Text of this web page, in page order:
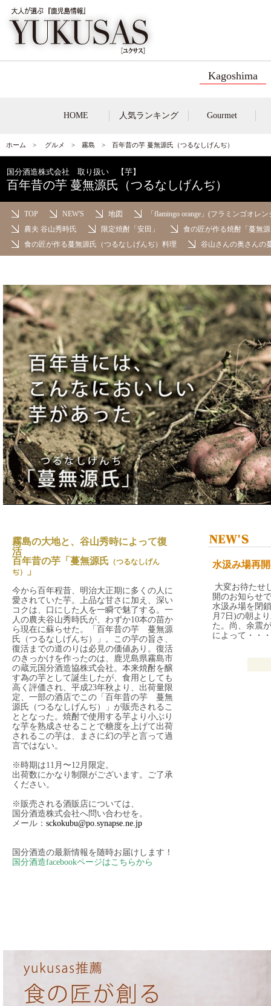
Kagoshima
HOME 人気ランキング Gourmet
ホーム > グルメ > 霧島 > 百年昔の芋 蔓無源氏（つるなしげんぢ）
国分酒造株式会社 取り扱い 【芋】
百年昔の芋 蔓無源氏（つるなしげんぢ）
TOP NEW'S 地図
「flamingo orange」(フラミンゴオレン
農夫 谷山秀時氏
限定焼酎「安田」
食の匠が作る焼酎「蔓無
食の匠が作る蔓無源氏（つるなしげんぢ）料理
谷山さんの奥さんの
霧島の大地と、谷山秀時によって復
活
百年昔の芋「蔓無源氏 （つるなしげん
ぢ）
」
今から百年程昔、明治大正期に多くの人に
愛されていた芋。上品な甘さに加え、深い
コクは、口にした人を一瞬で魅了する。一
人の農夫谷山秀時氏が、わずか10本の苗か
ら現在に蘇らせた。「百年昔の芋 蔓無源
氏（つるなしげんぢ）」。この芋の旨さ、
復活までの道のりは必見の価値あり。復活
のきっかけを作ったのは、鹿児島県霧島市
の蔵元国分酒造協株式会社。本来焼酎を醸
す為の芋として誕生したが、食用としても
高く評価され、平成23年秋より、出荷量限
定、一部の酒店でこの「百年昔の芋 蔓無
源氏（つるなしげんぢ）」が販売されるこ
ととなった。焼酎で使用する芋より小ぶり
な芋を熟成させることで糖度を上げて出荷
されるこの芋は、まさに幻の芋と言って過
言ではない。
※時期は11月〜12月限定。
出荷数にかなり制限がございます。ご了承
ください。
※販売される酒販店については、
国分酒造株式会社へ問い合わせを。
メール： sckokubu@po.synapse.ne.jp
国分酒造の最新情報を随時お届けします！
国分酒造facebookページはこちらから
水汲み場再
大変お待たせ
開のお知らせ
水汲み場を閉
月7日)の朝よ
た。尚、余震
によって・・・